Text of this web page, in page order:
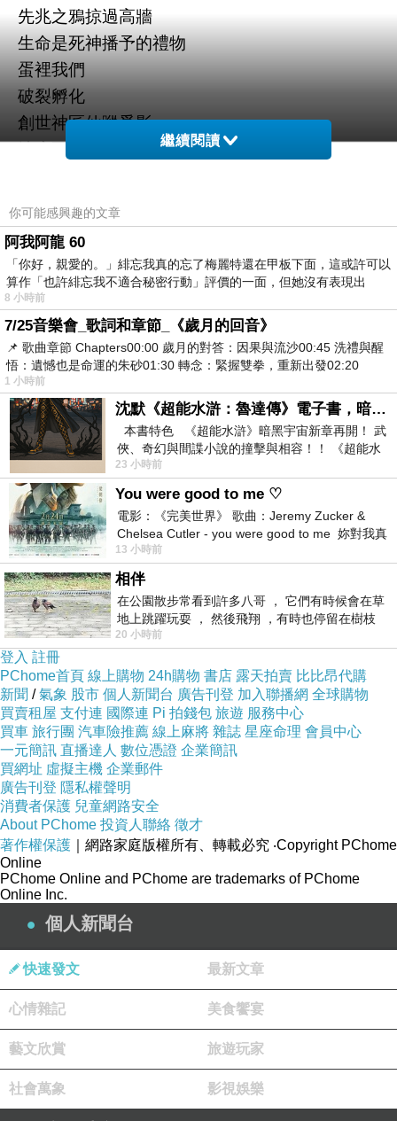
先兆之鴉掠過高牆
生命是死神播予的禮物
蛋裡我們
破裂孵化
創世神匠仙蹤覓影
地府冥念形式魔考
數據加速
多維長度
目的設計重負
漫無止境的神話
大地巡迴童話
其形為亞里士多德
其形為古代百子
其藝為諸名九流
其為連繫、連結
歌與獻詩
輪盤旋轉輪迴
四季生靈勿解
現實藏有真相
虛假徒耗結果
人前人後古老道路
雷霆思緒寬闊宇宙
繼續閱讀
你可能感興趣的文章
阿我阿龍 60
「你好，親愛的。」緋忘我真的忘了梅麗特還在甲板下面，這或許可以
算作「也許緋忘我不適合秘密行動」評價的一面，但她沒有表現出
8 小時前
7/25音樂會_歌詞和章節_《歲月的回音》
📌 歌曲章節 Chapters00:00​ 歲月的對答：因果與流沙00:45​ 洗禮與醒
悟：遺憾也是命運的朱砂01:30​ 轉念：緊握雙拳，重新出發02:20
1 小時前
沈默《超能水滸：魯達傳》電子書，暗黑宇宙新章，一一五年八月璀璨上架！
本書特色 《超能水滸》暗黑宇宙新章再開！ 武
俠、奇幻與間諜小說的撞擊與相容！！ 《超能水
滸》系列第四部
23 小時前
You were good to me ♡
電影：《完美世界》 歌曲：Jeremy Zucker &
Chelsea Cutler - you were good to me 妳對我真
好 因
13 小時前
相伴
在公園散步常看到許多八哥 ， 它們有時候會在草
地上跳躍玩耍 ， 然後飛翔 ，有時也停留在樹枝
上，它們身軀是咖啡色的，鳥喙是黃色
20 小時前
登入 註冊
PChome首頁 線上購物 24h購物 書店 露天拍賣 比比昂代購
新聞 /氣象 股市 個人新聞台 廣告刊登 加入聯播網 全球購物
買賣租屋 支付連 國際連 Pi 拍錢包 旅遊 服務中心
買車 旅行團 汽車險推薦 線上麻將 雜誌 星座命理 會員中心
一元簡訊 直播達人 數位憑證 企業簡訊
買網址 虛擬主機 企業郵件
廣告刊登 隱私權聲明
消費者保護 兒童網路安全
About PChome 投資人聯絡 徵才
著作權保護 ｜網路家庭版權所有、轉載必究 ‧Copyright PChome
Online
PChome Online and PChome are trademarks of PChome
Online Inc.
個人新聞台
快速發文 最新文章
心情雜記 美食饗宴
藝文欣賞 旅遊玩家
社會萬象 影視娛樂